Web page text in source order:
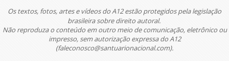
Os textos, fotos, artes e vídeos do A12 estão protegidos pela legislação
brasileira sobre direito autoral.
Não reproduza o conteúdo em outro meio de comunicação, eletrônico ou
impresso, sem autorização expressa do A12
(faleconosco@santuarionacional.com).